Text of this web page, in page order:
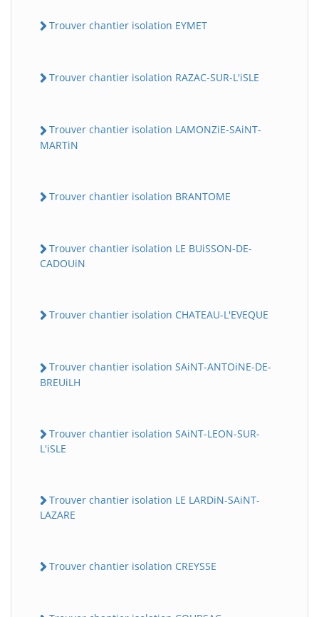
Trouver chantier isolation EYMET
Trouver chantier isolation RAZAC-SUR-L'iSLE
Trouver chantier isolation LAMONZiE-SAiNT-
MARTiN
Trouver chantier isolation BRANTOME
Trouver chantier isolation LE BUiSSON-DE-
CADOUiN
Trouver chantier isolation CHATEAU-L'EVEQUE
Trouver chantier isolation SAiNT-ANTOiNE-DE-
BREUiLH
Trouver chantier isolation SAiNT-LEON-SUR-
L'iSLE
Trouver chantier isolation LE LARDiN-SAiNT-
LAZARE
Trouver chantier isolation CREYSSE